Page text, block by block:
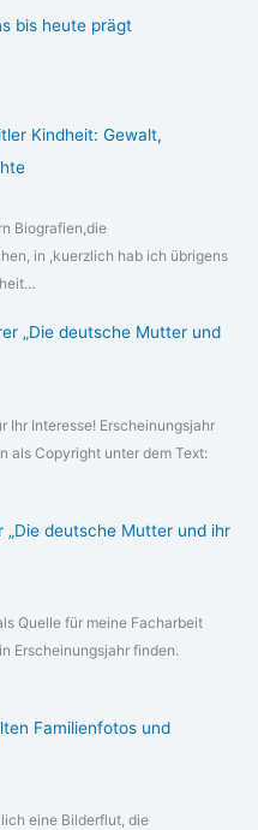
bis heute prägt
Kindheit: Gewalt,
Biografien,die
in ,kuerzlich hab ich übrigens
„Die deutsche Mutter und
Ihr Interesse! Erscheinungsjahr
als Copyright unter dem Text:
„Die deutsche Mutter und ihr
Quelle für meine Facharbeit
Erscheinungsjahr finden.
Familienfotos und
eine Bilderflut, die